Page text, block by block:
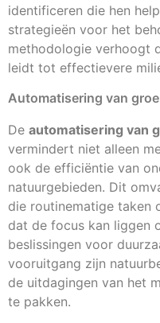
identificeren die hen
strategieën voor het
methodologie verhoogt
leidt tot effectievere
Automatisering van
De automatisering van
vermindert niet alleen
ook de efficiëntie van
natuurgebieden. Dit
die routinematige taken
dat de focus kan liggen
beslissingen voor
vooruitgang zijn
de uitdagingen van het
te pakken.